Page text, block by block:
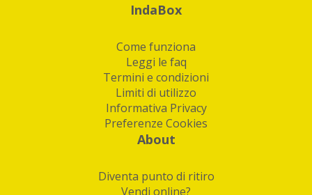
IndaBox
Come funziona
Leggi le faq
Termini e condizioni
Limiti di utilizzo
Informativa Privacy
Preferenze Cookies
About
Diventa punto di ritiro
Vendi online?